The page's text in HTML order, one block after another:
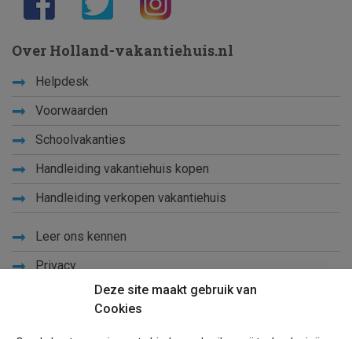
Deze site maakt gebruik van
Cookies
Over Holland-vakantiehuis.nl
Helpdesk
Voorwaarden
Schoolvakanties
Handleiding vakantiehuis kopen
Handleiding verkopen vakantiehuis
Leer ons kennen
Privacy